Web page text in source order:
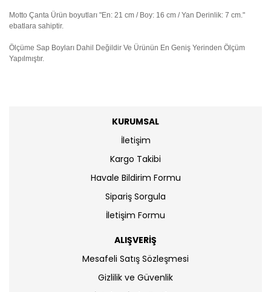
Motto Çanta Ürün boyutları "En: 21 cm / Boy: 16 cm / Yan Derinlik: 7 cm."
ebatlara sahiptir.
Ölçüme Sap Boyları Dahil Değildir Ve Ürünün En Geniş Yerinden Ölçüm
Yapılmıştır.
KURUMSAL
İletişim
Kargo Takibi
Havale Bildirim Formu
Sipariş Sorgula
İletişim Formu
ALIŞVERİŞ
Mesafeli Satış Sözleşmesi
Gizlilik ve Güvenlik